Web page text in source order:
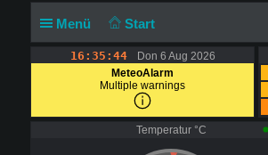
Menü Start
16:35:45
Don 6 Aug 2026
MeteoAlarm
Multiple warnings
Temperatur °C